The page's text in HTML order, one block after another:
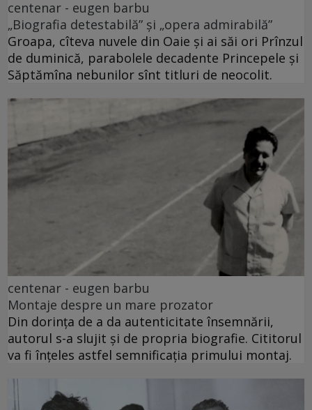
centenar - eugen barbu
„Biografia detestabilă” și „opera admirabilă”
Groapa, cîteva nuvele din Oaie și ai săi ori Prînzul
de duminică, parabolele decadente Princepele și
Săptămîna nebunilor sînt titluri de neocolit.
centenar - eugen barbu
Montaje despre un mare prozator
Din dorința de a da autenticitate însemnării,
autorul s-a slujit și de propria biografie. Cititorul
va fi înțeles astfel semnificația primului montaj.